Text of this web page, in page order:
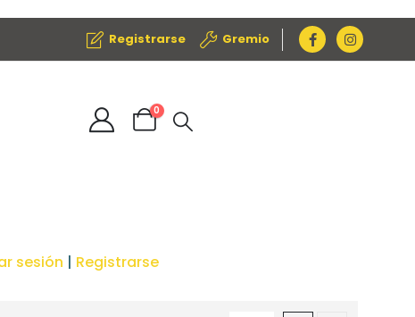
Registrarse Gremio
0
sesión | Registrarse